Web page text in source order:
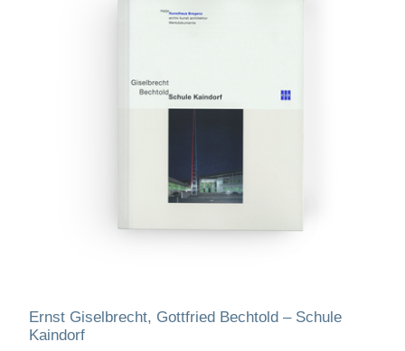
Ernst Giselbrecht, Gottfried Bechtold – Schule
Kaindorf